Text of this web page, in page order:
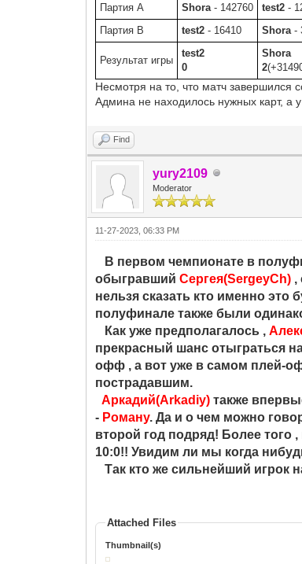
Партия A
Shora - 142760 test2 -
Партия B
test2 - 16410 Shora -
Результат игры
test2
0
Shora
2
Несмотря на то, что матч завершился
Админа не находилось нужных карт, а
Find
yury2109
Moderator
11-27-2023, 06:33 PM
В первом чемпионате в
обыгравшийСергея(SergeyCh) ,
нельзя сказать кто именно
полуфинале также были
Как уже предполагалось ,
прекрасный шанс отыграться
офф , а вот уже в самом плей-
пострадавшим.
Аркадий(Arkadiy) также
- Роману. Да и о чем можно
второй год подряд! Более того
10:0!! Увидим ли мы когда
Так кто же сильнейший игрок
Attached Files
Thumbnail(s)